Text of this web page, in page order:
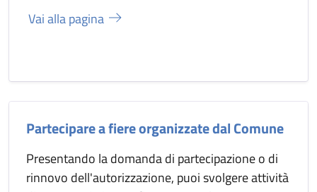
Vai alla pagina
Partecipare a fiere organizzate dal Comune
Presentando la domanda di partecipazione o di
rinnovo dell'autorizzazione, puoi svolgere attività